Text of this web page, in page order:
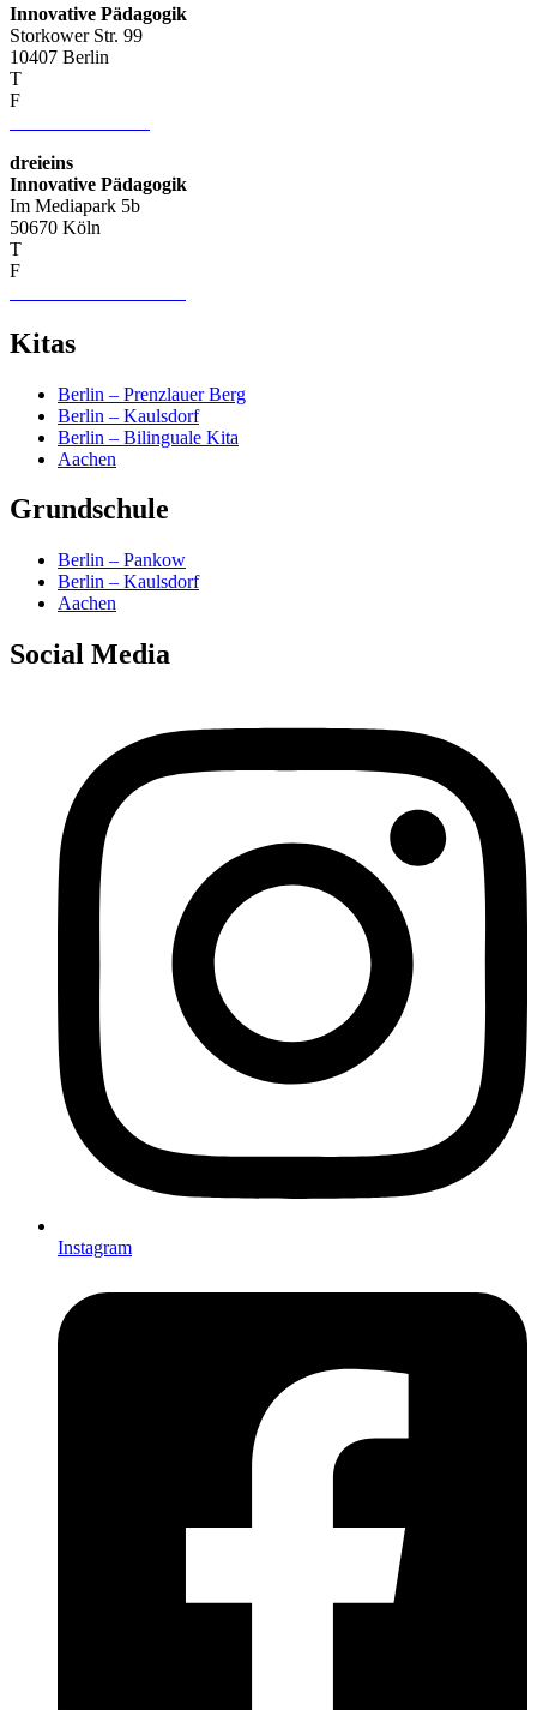
Innovative Pädagogik
Storkower Str. 99
10407 Berlin
T
F
dreieins
Innovative Pädagogik
Im Mediapark 5b
50670 Köln
T
F
Kitas
Berlin – Prenzlauer Berg
Berlin – Kaulsdorf
Berlin – Bilinguale Kita
Aachen
Grundschule
Berlin – Pankow
Berlin – Kaulsdorf
Aachen
Social Media
Instagram